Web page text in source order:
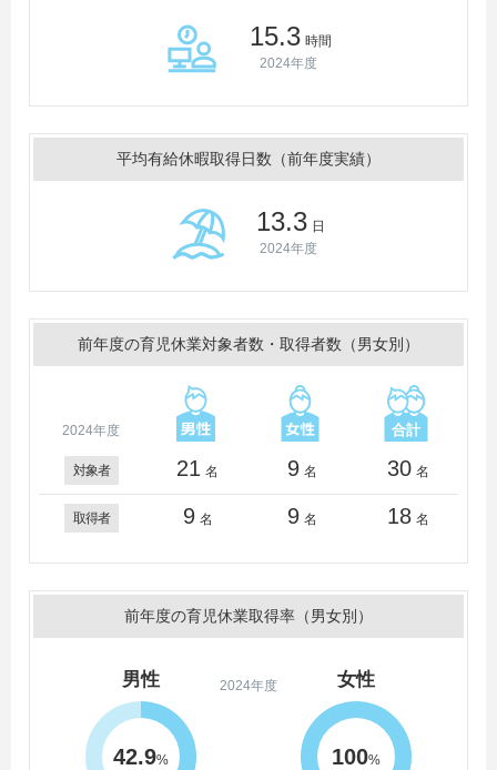
15.3 時間
2024年度
平均有給休暇取得日数（前年度実績）
13.3 日
2024年度
前年度の育児休業対象者数・取得者数（男女別）
2024年度
対象者 21 名 9 名 30 名
取得者 9 名 9 名 18 名
前年度の育児休業取得率（男女別）
2024年度
男性
42.9%
女性
100%